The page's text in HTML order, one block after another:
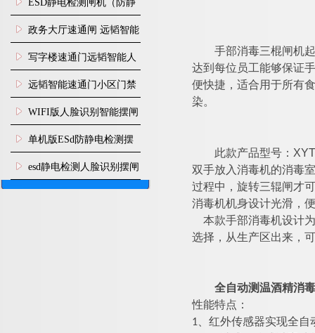
​ESD静电检测闸机（防静
电门禁通道系统）
政务大厅速通闸 远韬智能
防尾随静音速通门
写字楼速通门远韬智能人
脸识别快速通道闸
远韬智能速通门小区门禁
闸机食堂消费摆闸
WIFI版人脸识别智能摆闸
机
单机版ESd防静电检测摆
闸机
esd静电检测人脸识别摆闸
安装
手部消毒三棍闸 机
达到每位员工能够保证
便快捷，适合用于所有
染。
此款产品型号：
双手放入消毒机的消毒
过程中，旋转三辊闸才
消毒机机身设计光滑，
本款手部消毒机设计
选择， 从生产区出来，
全自动测温酒精消
性能特点 ：
1、红外传感器实现全